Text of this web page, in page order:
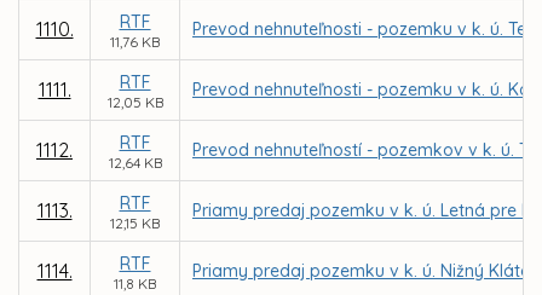
1110. RTF
11,76 KB
Prevod nehnuteľnosti - pozemku v k. ú.
1111. RTF
12,05 KB
Prevod nehnuteľnosti - pozemku v k. ú.
1112. RTF
12,64 KB
Prevod nehnuteľností - pozemkov v k. ú.
1113. RTF
12,15 KB
Priamy predaj pozemku v k. ú. Letná pre
1114. RTF
11,8 KB
Priamy predaj pozemku v k. ú. Nižný